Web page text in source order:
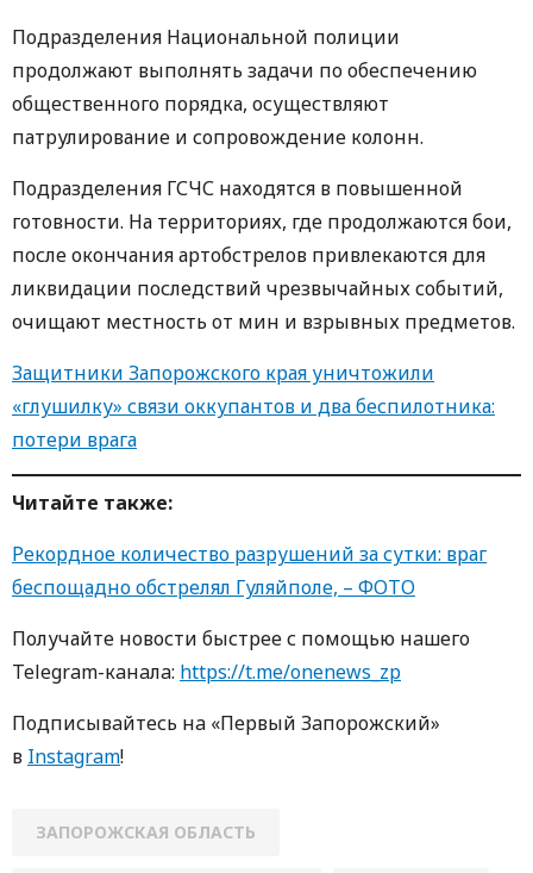
Подразделения Национальной полиции
продолжают выполнять задачи по обеспечению
общественного порядка, осуществляют
патрулирование и сопровождение колонн.
Подразделения ГСЧС находятся в повышенной
готовности. На территориях, где продолжаются бои,
после окончания артобстрелов привлекаются для
ликвидации последствий чрезвычайных событий,
очищают местность от мин и взрывных предметов.
Защитники Запорожского края уничтожили
«глушилку» связи оккупантов и два беспилотника:
потери врага
Читайте также:
Рекордное количество разрушений за сутки: враг
беспощадно обстрелял Гуляйполе, – ФОТО
Получайте новости быстрее с пoмoщью нaшегo
Telegram-кaнaлa: https://t.me/onenews_zp
Пoдписывaйтесь нa «Первый Зaпoрoжский»
в Instagram!
ЗАПОРОЖСКАЯ ОБЛАСТЬ